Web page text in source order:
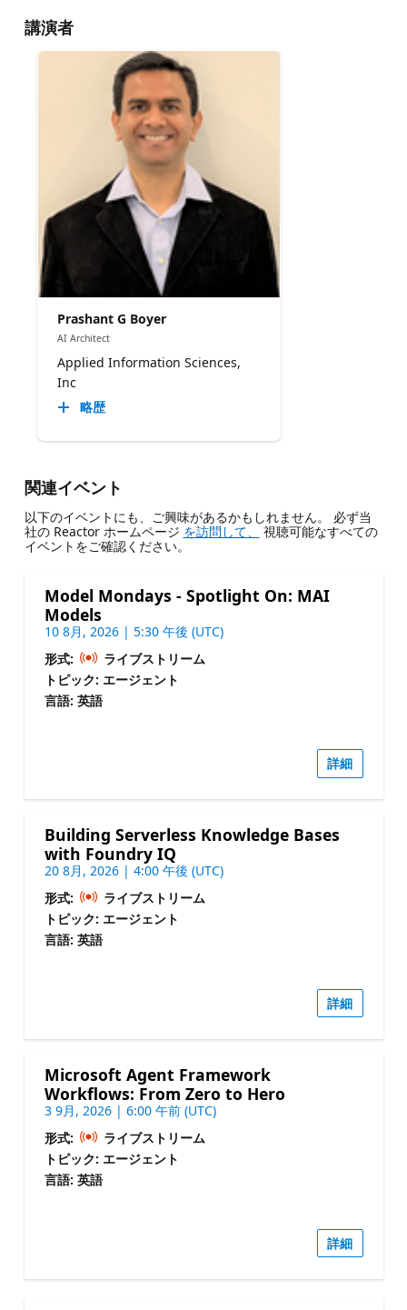
講演者
Prashant G Boyer
AI Architect
Applied Information Sciences,
Inc
略歴
関連イベント
以下のイベントにも、ご興味があるかもしれません。 必ず当
社の Reactor ホームページ を訪問して、
視聴可能なすべての
イベントをご確認ください。
Model Mondays - Spotlight On: MAI
Models
10 8月, 2026 | 5:30 午後 (UTC)
形式:
ライブストリーム
トピック: エージェント
言語: 英語
詳細
Building Serverless Knowledge Bases
with Foundry IQ
20 8月, 2026 | 4:00 午後 (UTC)
形式:
ライブストリーム
トピック: エージェント
言語: 英語
詳細
Microsoft Agent Framework
Workflows: From Zero to Hero
3 9月, 2026 | 6:00 午前 (UTC)
形式:
ライブストリーム
トピック: エージェント
言語: 英語
詳細